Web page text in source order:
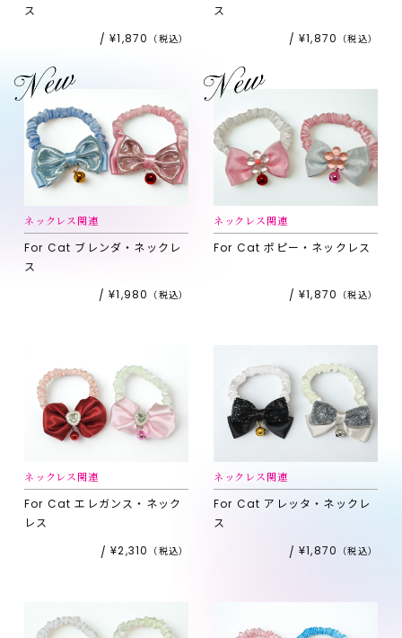
ス
¥1,870
ス
¥1,870
For Cat ブレンダ・ネックレ
ス
¥1,980
ネックレス関連
For Catポピー・ネックレス
¥1,870
ネックレス関連
For Catエレガンス・ネック
レス
¥2,310
ネックレス関連
For Cat アレッタ・ネックレ
ス
¥1,870
ネックレス関連